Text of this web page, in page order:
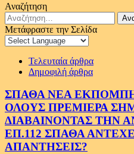
Αναζήτηση
Αναζήτηση
για:
Μετάφραστε την Σελίδα
Τελευταία άρθρα
Δημοφιλή άρθρα
ΣΠΑΘΑ ΝΕΑ
ΟΛΟΥΣ ΠΡΕΜΙΕΡΑ
ΔΙΑΒΑΙΝΟΝΤΑΣ ΤΗΝ
ΕΠ.112 ΣΠΑΘΑ
ΑΠΑΝΤΗΣΕΙΣ?